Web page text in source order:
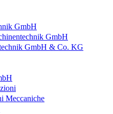
GmbH
GmbH
GmbH & Co. KG
Meccaniche